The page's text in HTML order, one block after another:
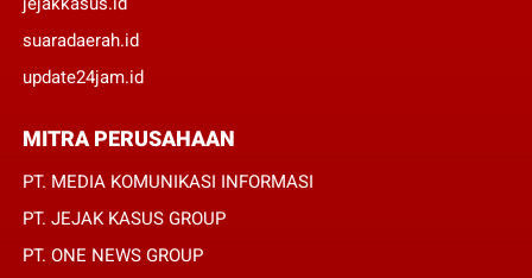
suaradaerah.id
update24jam.id
MITRA PERUSAHAAN
PT. MEDIA KOMUNIKASI INFORMASI
PT. JEJAK KASUS GROUP
PT. ONE NEWS GROUP